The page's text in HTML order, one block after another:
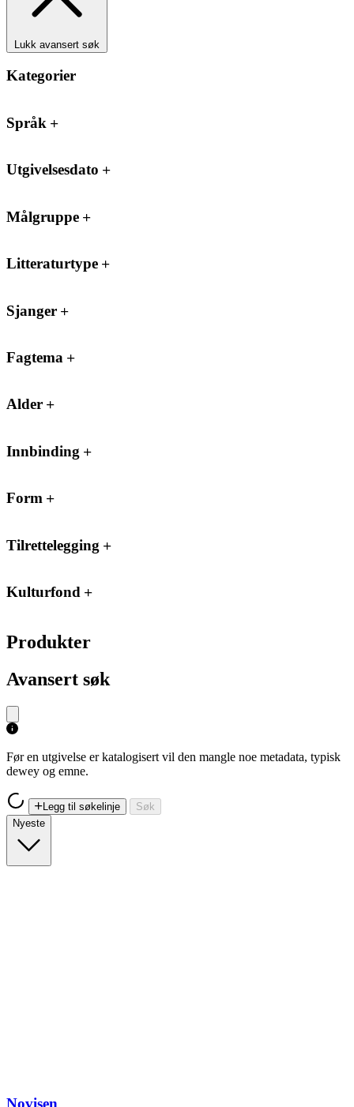
Lukk avansert søk
Kategorier
Språk
Utgivelsesdato
Målgruppe
Litteraturtype
Sjanger
Fagtema
Alder
Innbinding
Form
Tilrettelegging
Kulturfond
Produkter
Avansert søk
Før en utgivelse er katalogisert vil den mangle noe metadata, typisk
dewey og emne.
Legg til søkelinje
Søk
Nyeste